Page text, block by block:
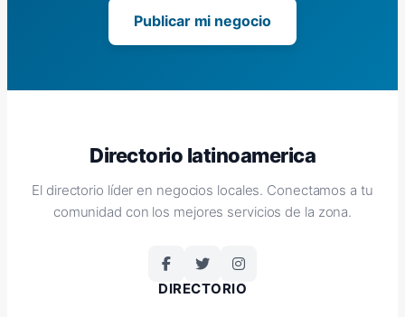
Publicar mi negocio
Directorio latinoamerica
El directorio líder en negocios locales. Conectamos a tu
comunidad con los mejores servicios de la zona.
DIRECTORIO